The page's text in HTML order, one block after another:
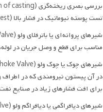
بررسی بصری ریخته‌گری (Visual examination of casting)
تست پوسته نیوماتیک در فشار بالا (High-pressure pneumatic shell test)
شیرهای پروانه‌ای یا باترفلای ولو (Butterfly Valve):
مناسب برای قطع و وصل جریان در
شیرهای چوک یا چوک ولو (Choke Valve):
در آن پیستون نیرومندی که در اطراف
برای افت فشارهای زیاد در صنایع نفت
شیرهای دیافراگمی یا دیافراگم ولو (Diaphragm Valve):